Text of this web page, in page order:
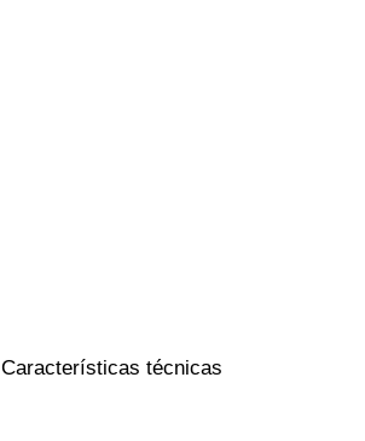
Características técnicas